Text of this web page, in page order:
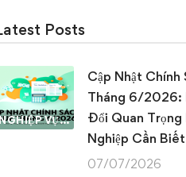
Posts
NGHIỆP VỤ KẾ TOÁN & THUẾ
Cập Nhật Chính
Tháng 6/2026:
Đổi Quan Trọng
Nghiệp Cần Biết
07/07/2026